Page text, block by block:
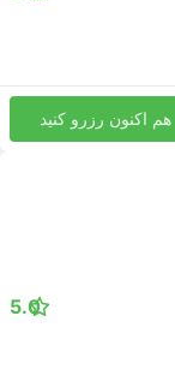
هم اکنون رزرو کنید
5.0